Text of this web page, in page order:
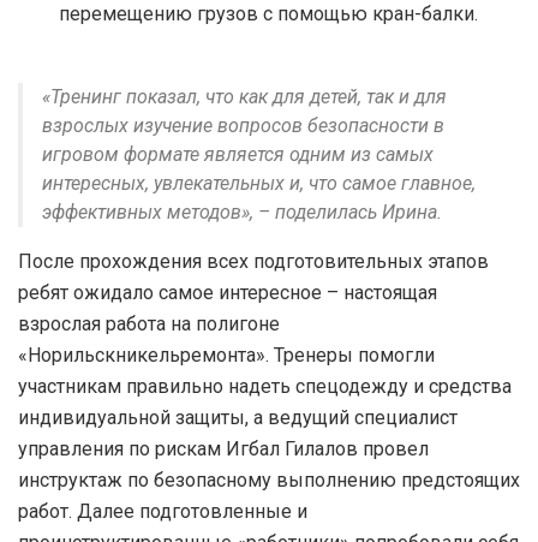
перемещению грузов с помощью кран-балки.
«Тренинг показал, что как для детей, так и для
взрослых изучение вопросов безопасности в
игровом формате является одним из самых
интересных, увлекательных и, что самое главное,
эффективных методов», – поделилась Ирина.
После прохождения всех подготовительных этапов
ребят ожидало самое интересное – настоящая
взрослая работа на полигоне
«Норильскникельремонта». Тренеры помогли
участникам правильно надеть спецодежду и средства
индивидуальной защиты, а ведущий специалист
управления по рискам Игбал Гилалов провел
инструктаж по безопасному выполнению предстоящих
работ. Далее подготовленные и